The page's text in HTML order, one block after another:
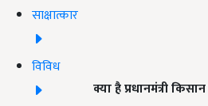
साक्षात्कार
विविध
क्या हैप्रधानमंत्री किसान